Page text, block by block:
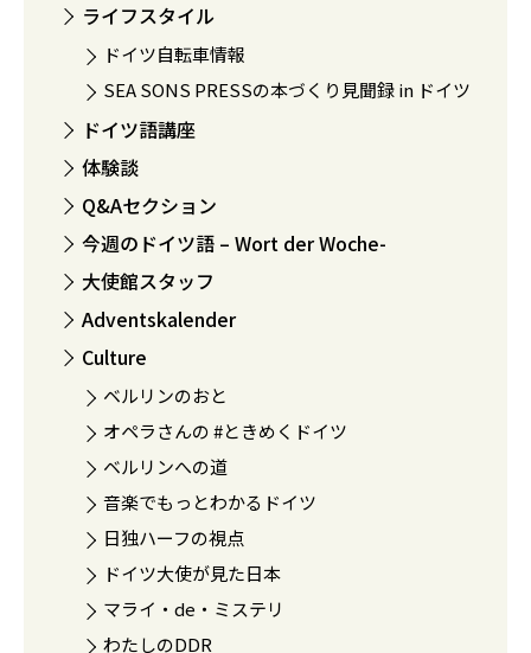
ライフスタイル
ドイツ自転車情報
SEA SONS PRESSの本づくり見聞録 in ドイツ
ドイツ語講座
体験談
Q&Aセクション
今週のドイツ語 – Wort der Woche-
大使館スタッフ
Adventskalender
Culture
ベルリンのおと
オペラさんの #ときめくドイツ
ベルリンへの道
音楽でもっとわかるドイツ
日独ハーフの視点
ドイツ大使が見た日本
マライ・de・ミステリ
わたしのDDR